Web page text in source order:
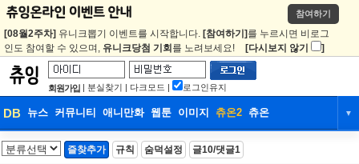
참여하기
[08월2주차] 유니크뽑기 이벤트를 시작합니다. [참여하기] 를 누르시면 비로그
인도 참여할 수 있으며, 유니크당첨 기회 를 노려보세요! [다시보지 않기 ]
회원가입 | 분실찾기 | 다크모드 | 로그인유지
DB 뉴스 커뮤니티 애니만화 웹툰 이미지 츄온2 츄온 ▼
DB 뉴스 커뮤니티
즐찾추가 규칙 숨덕설정 글10/댓글1